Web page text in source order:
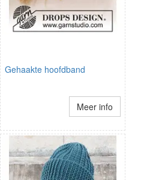
Gehaakte hoofdband
Meer info